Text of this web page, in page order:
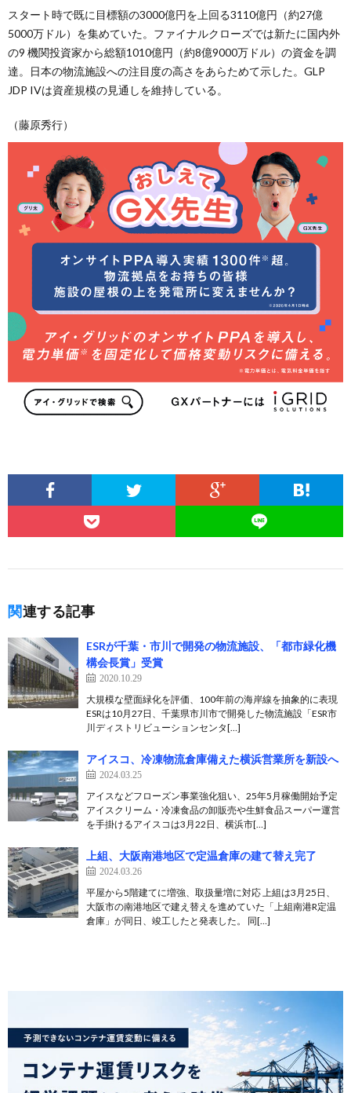
スタート時で既に目標額の3000億円を上回る3110億円（約27億
5000万ドル）を集めていた。ファイナルクローズでは新たに国内外
の9 機関投資家から総額1010億円（約8億9000万ドル）の資金を調
達。日本の物流施設への注目度の高さをあらためて示した。GLP
JDP IVは資産規模の見通しを維持している。
（藤原秀行）
関連する記事
ESRが千葉・市川で開発の物流施設、「都市緑化機
構会長賞」受賞
2020.10.29
大規模な壁面緑化を評価、100年前の海岸線を抽象的に表現
ESRは10月27日、千葉県市川市で開発した物流施設「ESR市
川ディストリビューションセンタ[…]
アイスコ、冷凍物流倉庫備えた横浜営業所を新設へ
2024.03.25
アイスなどフローズン事業強化狙い、25年5月稼働開始予定
アイスクリーム・冷凍食品の卸販売や生鮮食品スーパー運営
を手掛けるアイスコは3月22日、横浜市[…]
上組、大阪南港地区で定温倉庫の建て替え完了
2024.03.26
平屋から5階建てに増強、取扱量増に対応 上組は3月25日、
大阪市の南港地区で建え替えを進めていた「上組南港R定温
倉庫」が同日、竣工したと発表した。 同[…]